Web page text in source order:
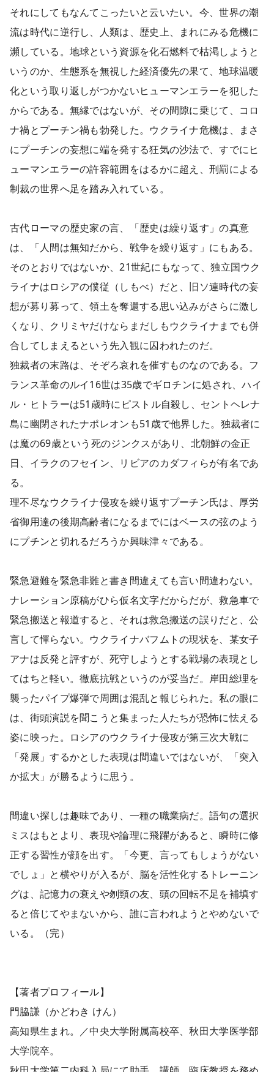
それにしてもなんてこったいと云いたい。今、世界の潮
流は時代に逆行し、人類は、歴史上、まれにみる危機に
瀕している。地球という資源を化石燃料で枯渇しようと
いうのか、生態系を無視した経済優先の果て、地球温暖
化という取り返しがつかないヒューマンエラーを犯した
からである。無縁ではないが、その間隙に乗じて、コロ
ナ禍とプーチン禍も勃発した。ウクライナ危機は、まさ
にプーチンの妄想に端を発する狂気の沙法で、すでにヒ
ューマンエラーの許容範囲をはるかに超え、刑罰による
制裁の世界へ足を踏み入れている。
古代ローマの歴史家の言、「歴史は繰り返す」の真意
は、「人間は無知だから、戦争を繰り返す」にもある。
そのとおりではないか、21世紀にもなって、独立国ウク
ライナはロシアの僕従（しもべ）だと、旧ソ連時代の妄
想が募り募って、領土を奪還する思い込みがさらに激し
くなり、クリミヤだけならまだしもウクライナまでも併
合してしまえるという先入観に囚われたのだ。
独裁者の末路は、そぞろ哀れを催すものなのである。フ
ランス革命のルイ16世は35歳でギロチンに処され、ハイ
ル・ヒトラーは51歳時にピストル自殺し、セントヘレナ
島に幽閉されたナポレオンも51歳で他界した。独裁者に
は魔の69歳という死のジンクスがあり、北朝鮮の金正
日、イラクのフセイン、リビアのカダフィらが有名であ
る。
理不尽なウクライナ侵攻を繰り返すプーチン氏は、厚労
省御用達の後期高齢者になるまでにはベースの弦のよう
にプチンと切れるだろうか興味津々である。
緊急避難を緊急非難と書き間違えても言い間違わない。
ナレーション原稿がひら仮名文字だからだが、救急車で
緊急搬送と報道すると、それは救急搬送の誤りだと、公
言して憚らない。ウクライナバフムトの現状を、某女子
アナは反発と評すが、死守しようとする戦場の表現とし
てはちと軽い。徹底抗戦というのが妥当だ。岸田総理を
襲ったパイプ爆弾で周囲は混乱と報じられた。私の眼に
は、街頭演説を聞こうと集まった人たちが恐怖に怯える
姿に映った。ロシアのウクライナ侵攻が第三次大戦に
「発展」するかとした表現は間違いではないが、「突入
か拡大」が勝るように思う。
間違い探しは趣味であり、一種の職業病だ。語句の選択
ミスはもとより、表現や論理に飛躍があると、瞬時に修
正する習性が顔を出す。「今更、言ってもしょうがない
でしょ」と横やりが入るが、脳を活性化するトレーニン
グは、記憶力の衰えや刎頸の友、頭の回転不足を補填す
ると倍じてやまないから、誰に言われようとやめないで
いる。（完）
【著者プロフィール】
門脇謙（かどわき けん）
高知県生まれ。／中央大学附属高校卒、秋田大学医学部
大学院卒。